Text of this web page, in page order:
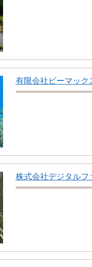
有限会社ビーマック
株式会社デジタルフ